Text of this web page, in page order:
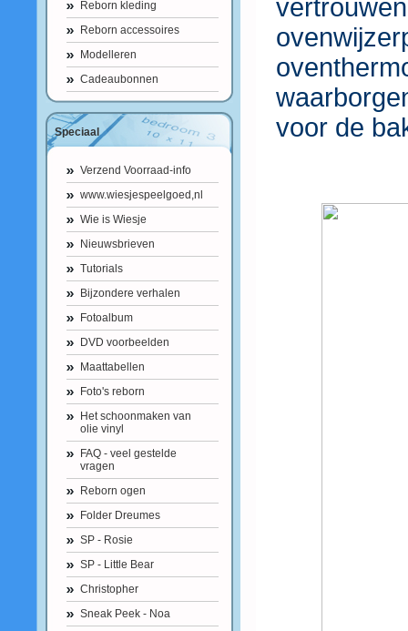
Reborn kleding
Reborn accessoires
Modelleren
Cadeaubonnen
Speciaal
Verzend Voorraad-info
www.wiesjespeelgoed,nl
Wie is Wiesje
Nieuwsbrieven
Tutorials
Bijzondere verhalen
Fotoalbum
DVD voorbeelden
Maattabellen
Foto's reborn
Het schoonmaken van
olie vinyl
FAQ - veel gestelde
vragen
Reborn ogen
Folder Dreumes
SP - Rosie
SP - Little Bear
Christopher
Sneak Peek - Noa
voor de